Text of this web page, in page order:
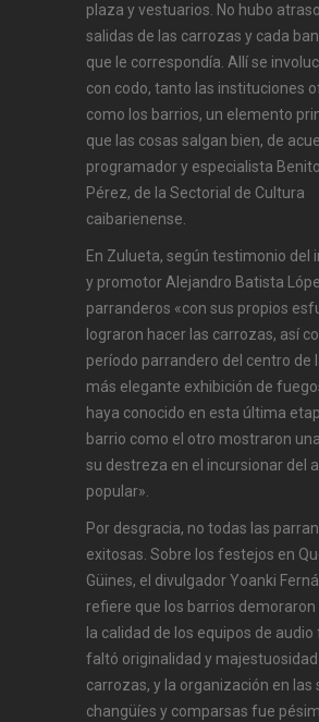
plaza y vestuarios. No hubo
salidas de las carrozas y cada
que le correspondía. Allí se
con codo, tanto las instituciones
como los barrios, un elemento
que las cosas salgan bien, de
programador y especialista
Pérez, de la Sectorial de Cultura
caibarienense.
En Zulueta, según testimonio del
y promotor Alejandro Batista
parranderos «con sus propios
lograron hacer las carrozas, así
período parrandero del centro de
más elegante exhibición de
haya conocido en esta última
barrio como el otro mostraron
su destreza en el incursionar del
popular».
Por desgracia, no todas las
exitosas. Sobre los festejos en
Güines, el divulgador Yoanki
refiere que los barrios demoraron
la calidad de los equipos de
faltó originalidad y majestuosidad
carrozas, y la organización en las
changüíes y comparsas fue